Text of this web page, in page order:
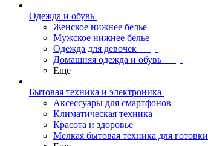
Одежда и обувь
Женское нижнее белье
Мужское нижнее белье
Одежда для девочек
Домашняя одежда и обувь
Еще
Бытовая техника и электроника
Аксессуары для смартфонов
Климатическая техника
Красота и здоровье
Мелкая бытовая техника для готовки